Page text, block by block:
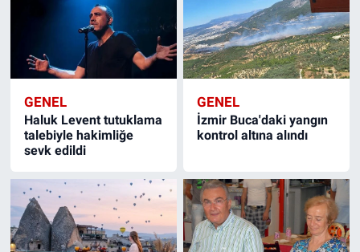
GENEL
Haluk Levent tutuklama
talebiyle hakimliğe
sevk edildi
GENEL
İzmir Buca'daki yangın
kontrol altına alındı